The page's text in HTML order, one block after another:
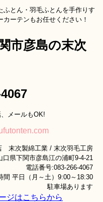
市彦島の末次
とん・羽毛ふとんを手作りす
ーテンもお任せください！
メールもOK!
末次製綿工業 / 末次羽毛工房
県下関市彦島江の浦町9-4-21
電話番号:083-266-4067
間 平日（月～土）9:00～18:30
駐車場あります
ジはこちらから